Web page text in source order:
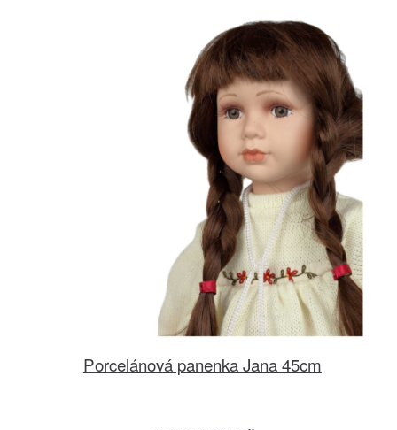
Porcelánová panenka Jana 45cm